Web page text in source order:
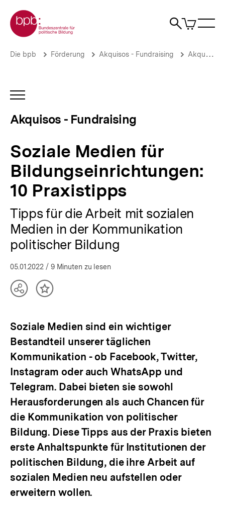
zum
Seiteninhalt
springen
Zur Startseite der bpb
Suche
Artikel
im
Soziale
Praxistipps
Fördermittel
für
die
politische
Bildung
Brotkrümelnavigation
Pfadnavigation
Die bpb Förderung Akquisos - Fundraising Akquisos Wissen
INHALTSNAVIGATION
Akquisos - Fundraising
Soziale Medien für
Bildungseinrichtungen:
10 Praxistipps
Tipps für die Arbeit mit sozialen
Medien in der Kommunikation
politischer Bildung
05.01.2022 / 9 Minuten zu lesen
TeilenInhalt
Soziale Medien sind ein wichtiger
Bestandteil unserer täglichen
Kommunikation - ob Facebook, Twitter,
Instagram oder auch WhatsApp und
Telegram. Dabei bieten sie sowohl
Herausforderungen als auch Chancen für
die Kommunikation von politischer
Bildung. Diese Tipps aus der Praxis bieten
erste Anhaltspunkte für Institutionen der
politischen Bildung, die ihre Arbeit auf
sozialen Medien neu aufstellen oder
erweitern wollen.